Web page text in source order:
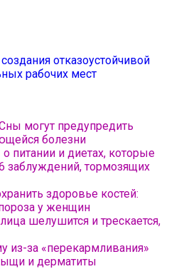
отказоустойчивой
рабочих мест
могут предупредить
болезни
питании и диетах, которые
заблуждений, тормозящих
здоровье костей:
у женщин
шелушится и трескается,
из-за «перекармливания»
и дерматиты